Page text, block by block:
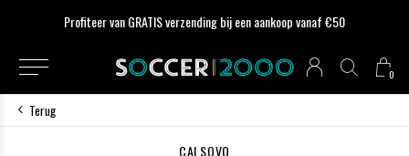
0
Profiteer van GRATIS verzending bij een aankoop vanaf €50
Terug
CALSOVO